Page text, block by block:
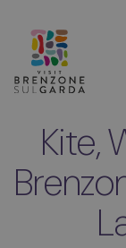
Kite,